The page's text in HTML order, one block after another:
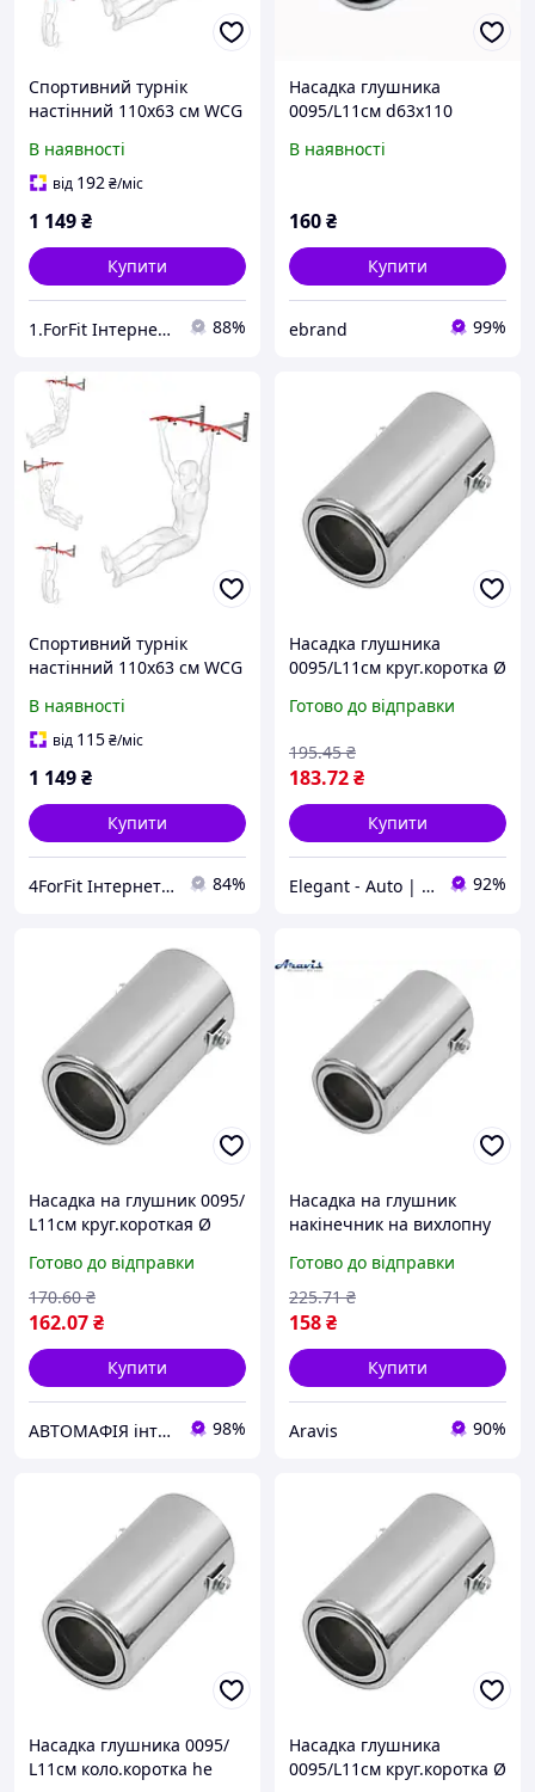
Спортивний турнік
настінний 110х63 см WCG
та спортзалу з
навантаженням до 150 кг
В наявності
від 192₴/міс
1 149₴
Купити
1.ForFit Інтернет-магазин спортивних товарів 88%
Насадка глушника
0095/L11см d63х110
В наявності
160₴
Купити
ebrand 99%
Спортивний турнік
настінний 110х63 см WCG
та спортзалу з
навантаженням до 150 кг
В наявності
від 115₴/міс
1 149₴
Купити
4ForFit Інтернет-магазин спортивних товарів 84%
Насадка глушника
0095/L11см круг.коротка Ø
106034 (50шт/ящ)
Готово до відправки
183.72₴
195.45 ₴
Купити
Elegant - Auto | Автотовари. Аксесуари для авто 92%
Насадка на глушник 0095/
L11см круг.короткая Ø
034
Готово до відправки
162.07₴
170.60 ₴
Купити
АВТОМАФІЯ інтернет- магазин автотоварів 98%
Насадка на глушник
накінечник на вихлопну
коротка Ø 63х110мм
Elegant EL 106 034
Готово до відправки
158₴
225.71 ₴
Купити
Aravis 90%
Насадка глушника 0095/
L11cм коло.коротка he
Насадка глушника
0095/L11см круг.коротка Ø